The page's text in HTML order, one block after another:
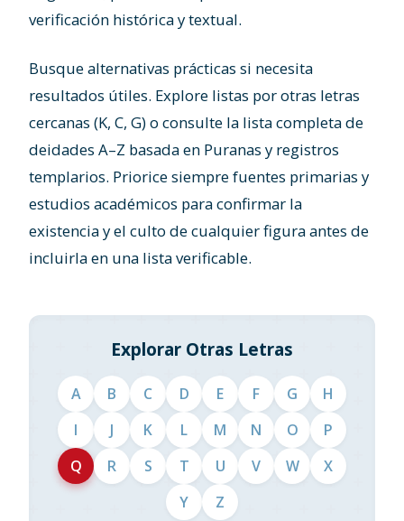
verificación histórica y textual.
Busque alternativas prácticas si necesita
resultados útiles. Explore listas por otras letras
cercanas (K, C, G) o consulte la lista completa de
deidades A–Z basada en Puranas y registros
templarios. Priorice siempre fuentes primarias y
estudios académicos para confirmar la
existencia y el culto de cualquier figura antes de
incluirla en una lista verificable.
Explorar Otras Letras
A B C D E F G
H
I
J K L M N O
P
Q
R S T U V W
X
Y
Z